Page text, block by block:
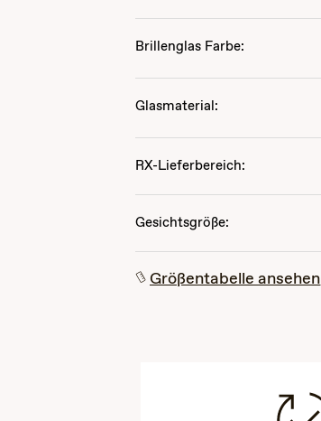
Brillenglas Farbe:
Glasmaterial:
RX-Lieferbereich:
Gesichtsgröße:
Größentabelle ansehen